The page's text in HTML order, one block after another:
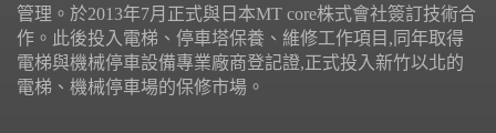
管理。於2013年7月正式與日本MT core株式會社簽訂技術合
作。此後投入電梯、停車塔保養、維修工作項目,同年取得
電梯與機械停車設備專業廠商登記證,正式投入新竹以北的
電梯、機械停車場的保修市場。